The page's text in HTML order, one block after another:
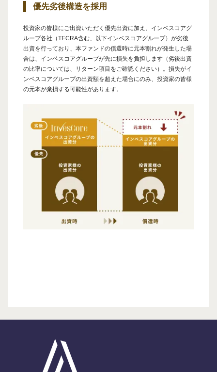
優先劣後構造を採用
投資家の皆様にご出資いただく優先出資に加え、インベスコアグ
ループ各社（TECRA含む、以下インベスコアグループ）が劣後
出資を行っており、本ファンドの償還時に元本割れが発生した場
合は、インベスコアグループが先に損失を負担します（劣後出資
の比率については、リターン項目をご確認ください）。損失がイ
ンベスコアグループの出資額を超えた場合にのみ、投資家の皆様
の元本が棄損する可能性があります。